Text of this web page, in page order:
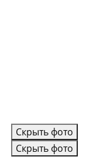
Скрыть фото
Скрыть фото